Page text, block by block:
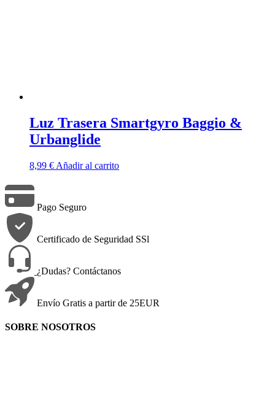
Luz Trasera Smartgyro Baggio &
Urbanglide
8,99 € Añadir al carrito
Pago Seguro
Certificado de Seguridad SSl
¿Dudas? Contáctanos
Envío Gratis a partir de 25EUR
SOBRE NOSOTROS